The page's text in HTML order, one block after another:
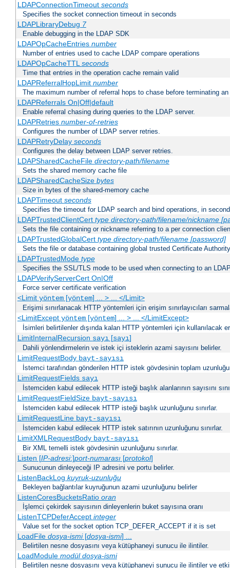
LDAPConnectionTimeout seconds
Specifies the socket connection timeout in seconds
LDAPLibraryDebug 7
Enable debugging in the LDAP SDK
LDAPOpCacheEntries number
Number of entries used to cache LDAP compare operations
LDAPOpCacheTTLseconds
Time that entries in the operation cache remain valid
LDAPReferralHopLimit number
The maximum number of referral hops to chase before terminating
LDAPReferrals On|Off|default
Enable referral chasing during queries to the LDAP server.
LDAPRetries number-of-retries
Configures the number of LDAP server retries.
LDAPRetryDelay seconds
Configures the delay between LDAP server retries.
LDAPSharedCacheFile directory-path/filename
Sets the shared memory cache file
LDAPSharedCacheSize bytes
Size in bytes of the shared-memory cache
LDAPTimeout seconds
Specifies the timeout for LDAP search and bind operations, in
LDAPTrustedClientCert type directory-path/filename/nickname
Sets the file containing or nickname referring to a per connection
LDAPTrustedGlobalCert type directory-path/filename [password]
Sets the file or database containing global trusted Certificate
LDAPTrustedMode type
Specifies the SSL/TLS mode to be used when connecting to an
LDAPVerifyServerCert On|Off
Force server certificate verification
<Limit yöntem[yöntem] ... > ... </Limit>
Erişimi sınırlanacak HTTP yöntemleri için erişim sınırlayıcıları
<LimitExcept yöntem[yöntem] ... > ... </LimitExcept>
İsimleri belirtilenler dışında kalan HTTP yöntemleri için kullanılacak
LimitInternalRecursion sayı[sayı]
Dahili yönlendirmelerin ve istek içi isteklerin azami sayısını belirler.
LimitRequestBody bayt-sayısı
İstemci tarafından gönderilen HTTP istek gövdesinin toplam
LimitRequestFields sayı
İstemciden kabul edilecek HTTP isteği başlık alanlarının sayısını
LimitRequestFieldSize bayt-sayısı
İstemciden kabul edilecek HTTP isteği başlık uzunluğunu sınırlar.
LimitRequestLine bayt-sayısı
İstemciden kabul edilecek HTTP istek satırının uzunluğunu sınırlar.
LimitXMLRequestBody bayt-sayısı
Bir XML temelli istek gövdesinin uzunluğunu sınırlar.
Listen [IP-adresi:]port-numarası[protokol]
Sunucunun dinleyeceği IP adresini ve portu belirler.
ListenBackLog kuyruk-uzunluğu
Bekleyen bağlantılar kuyruğunun azami uzunluğunu belirler
ListenCoresBucketsRatio oran
İşlemci çekirdek sayısının dinleyenlerin buket sayısına oranı
ListenTCPDeferAccept integer
Value set for the socket option TCP_DEFER_ACCEPT if it is set
LoadFile dosya-ismi[dosya-ismi] ...
Belirtilen nesne dosyasını veya kütüphaneyi sunucu ile ilintiler.
LoadModule modül dosya-ismi
Belirtilen nesne dosyasını veya kütüphaneyi sunucu ile ilintiler ve